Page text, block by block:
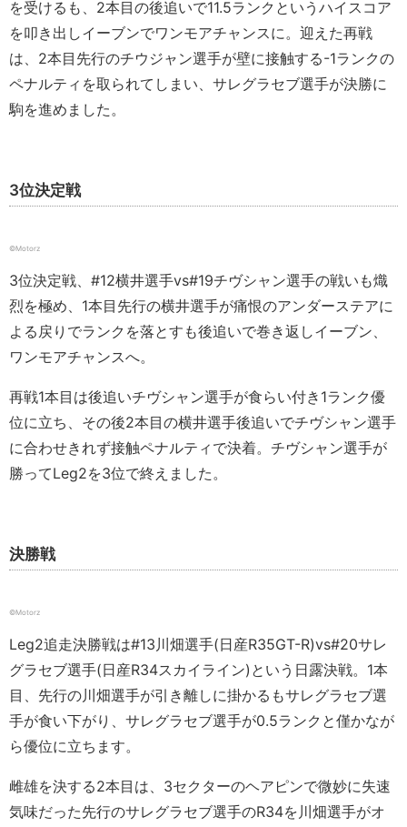
を受けるも、2本目の後追いで11.5ランクというハイスコア
を叩き出しイーブンでワンモアチャンスに。迎えた再戦
は、2本目先行のチウジャン選手が壁に接触する-1ランクの
ペナルティを取られてしまい、サレグラセブ選手が決勝に
駒を進めました。
3位決定戦
©️Motorz
3位決定戦、#12横井選手vs#19チヴシャン選手の戦いも熾
烈を極め、1本目先行の横井選手が痛恨のアンダーステアに
よる戻りでランクを落とすも後追いで巻き返しイーブン、
ワンモアチャンスへ。
再戦1本目は後追いチヴシャン選手が食らい付き1ランク優
位に立ち、その後2本目の横井選手後追いでチヴシャン選手
に合わせきれず接触ペナルティで決着。チヴシャン選手が
勝ってLeg2を3位で終えました。
決勝戦
©️Motorz
Leg2追走決勝戦は#13川畑選手(日産R35GT-R)vs#20サレ
グラセブ選手(日産R34スカイライン)という日露決戦。1本
目、先行の川畑選手が引き離しに掛かるもサレグラセブ選
手が食い下がり、サレグラセブ選手が0.5ランクと僅かなが
ら優位に立ちます。
雌雄を決する2本目は、3セクターのヘアピンで微妙に失速
気味だった先行のサレグラセブ選手のR34を川畑選手がオ